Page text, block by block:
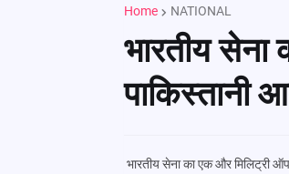
Home NATIONAL
भारतीय
पाकिस्तानी
भारतीय सेना का एक और मिलिट्री